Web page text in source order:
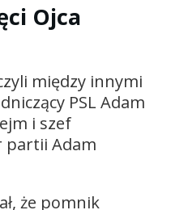
Ojca
między innymi
PSL Adam
i szef
Adam
że pomnik